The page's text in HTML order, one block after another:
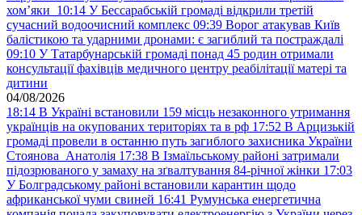
хом’яки 10:14 У Бессарабській громаді відкрили третій
сучасний водоочисний комплекс 09:39 Ворог атакував Київ
балістикою та ударними дронами: є загиблий та постраждалі
09:10 У Татарбунарській громаді понад 45 родин отримали
консультації фахівців медичного центру реабілітації матері та
дитини
04/08/2026
18:14 В Україні встановили 159 місць незаконного утримання
українців на окупованих територіях та в рф 17:52 В Арцизькій
громаді провели в останню путь загиблого захисника України
Стоянова Анатолія 17:38 В Ізмаїльському районі затримали
підозрюваного у замаху на зґвалтування 84-річної жінки 17:03
У Болградському районі встановили карантин щодо
африканської чуми свиней 16:41 Румунська енергетична